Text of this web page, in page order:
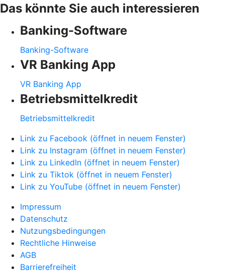
Das könnte Sie auch interessieren
Banking-Software
Banking-Software
VR Banking App
VR Banking App
Betriebsmittelkredit
Betriebsmittelkredit
Link zu Facebook (öffnet in neuem Fenster)
Link zu Instagram (öffnet in neuem Fenster)
Link zu LinkedIn (öffnet in neuem Fenster)
Link zu Tiktok (öffnet in neuem Fenster)
Link zu YouTube (öffnet in neuem Fenster)
Impressum
Datenschutz
Nutzungsbedingungen
Rechtliche Hinweise
AGB
Barrierefreiheit